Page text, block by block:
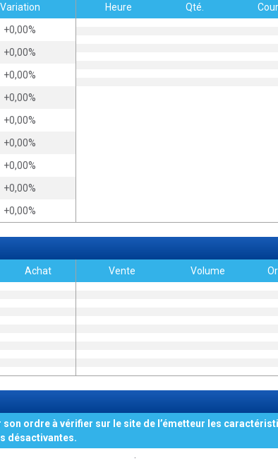
Variation
+0,00%
+0,00%
+0,00%
+0,00%
+0,00%
+0,00%
+0,00%
+0,00%
+0,00%
Heure Qté.
Achat Vente Volume
son ordre à vérifier sur le site de l’émetteur les
désactivantes.